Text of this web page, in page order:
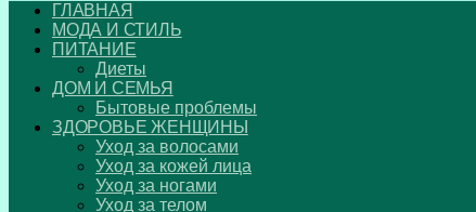
ГЛАВНАЯ
МОДА И СТИЛЬ
ПИТАНИЕ
Диеты
ДОМ И СЕМЬЯ
Бытовые проблемы
ЗДОРОВЬЕ ЖЕНЩИНЫ
Уход за волосами
Уход за кожей лица
Уход за ногами
Уход за телом